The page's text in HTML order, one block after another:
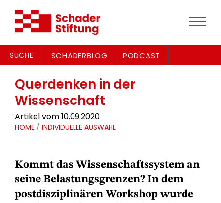
SUCHE SCHADERBLOG PODCAST
Querdenken in der
Wissenschaft
Artikel vom 10.09.2020
HOME / INDIVIDUELLE AUSWAHL
Kommt das Wissenschaftssystem an
seine Belastungsgrenzen? In dem
postdisziplinären Workshop wurde